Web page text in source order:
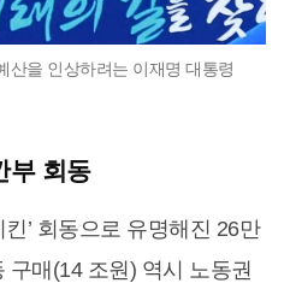
산을 인상하려는 이재명 대통령
부 회동
’ 회동으로 유명해진 26만
매(14 조원) 역시 노동권